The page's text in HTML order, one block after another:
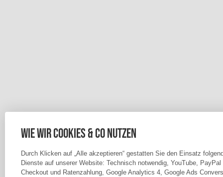
Wie wir Cookies & Co nutzen
Durch Klicken auf „Alle akzeptieren“ gestatten Sie den Einsatz
Dienste auf unserer Website: Technisch notwendig, YouTube,
Checkout und Ratenzahlung, Google Analytics 4, Google Ads